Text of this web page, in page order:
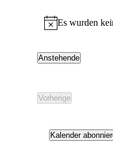
Hinweis
Es wurden
Anstehende
Vorherige
Veranstaltungen
Kalender